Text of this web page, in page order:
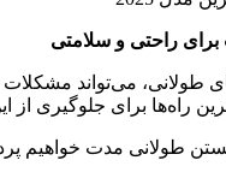
راحتی و سلامتی
طولانی، می‌تواند
راه‌ها برای جلوگیری از
طولانی مدت خواهیم